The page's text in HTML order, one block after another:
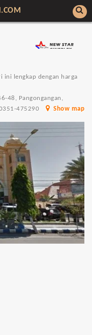
ini lengkap dengan harga
48, Pangongangan,
475290
Show map